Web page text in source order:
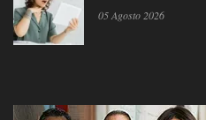
05 Agosto 2026